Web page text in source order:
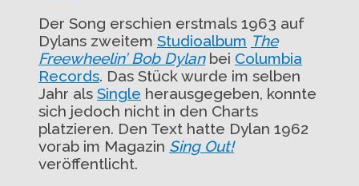
Der Song erschien erstmals 1963 auf
Dylans zweitem Studioalbum The
Freewheelin’ Bob Dylanbei Columbia
Records. Das Stück wurde im selben
Jahr als Single herausgegeben, konnte
sich jedoch nicht in den Charts
platzieren. Den Text hatte Dylan 1962
vorab im Magazin Sing Out!
veröffentlicht.